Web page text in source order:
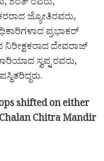
ಶರತ್ ರವರು,
ಜ್ಯೋತಿರವರು,
ಪ್ರಭಾಕರ್
ದೇವರಾಜ್
ಸ್ವಪ್ನ ರವರು,
shifted on either
Chitra Mandir